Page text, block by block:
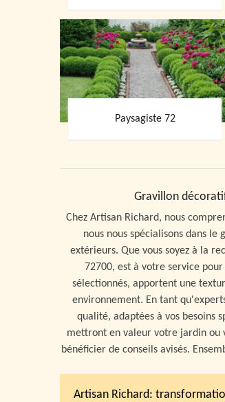
Paysagiste 72
Gravillon
Chez Artisan Richard, nous
nous nous spécialisons dans
extérieurs. Que vous soyez à la
72700, est à votre service
sélectionnés, apportent une
environnement. En tant
qualité, adaptées à vos besoins
mettront en valeur votre jardin ou
bénéficier de conseils avisés.
Artisan Richard: